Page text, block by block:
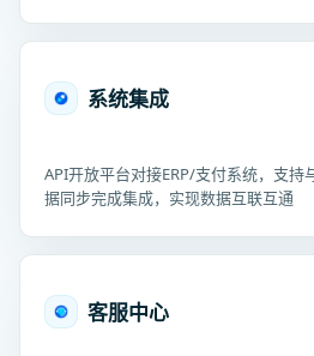
系统集成
API开放平台对接ERP/支付系统，支持
据同步完成集成，实现数据互联互通
客服中心